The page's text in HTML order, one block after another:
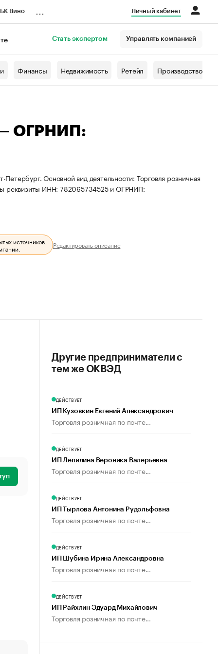
Вино Личный кабинет
Стать экспертом Управлять компанией
Финансы Недвижимость Ретейл Производство
— ОГРНИП:
Основной вид деятельности: Торговля розничная
реквизиты ИНН: 782065734525 и ОГРНИП:
источников.
Редактировать описание
Другие предприниматели с
тем же ОКВЭД
ДЕЙСТВУЕТ
ИП Кузовкин Евгений Александрович
Торговля розничная по почте...
ДЕЙСТВУЕТ
ИП Лепилина Вероника Валерьевна
Торговля розничная по почте...
ДЕЙСТВУЕТ
ИП Тырлова Антонина Рудольфовна
Торговля розничная по почте...
ДЕЙСТВУЕТ
ИП Шубина Ирина Александровна
Торговля розничная по почте...
ДЕЙСТВУЕТ
ИП Райхлин Эдуард Михайлович
Торговля розничная по почте...